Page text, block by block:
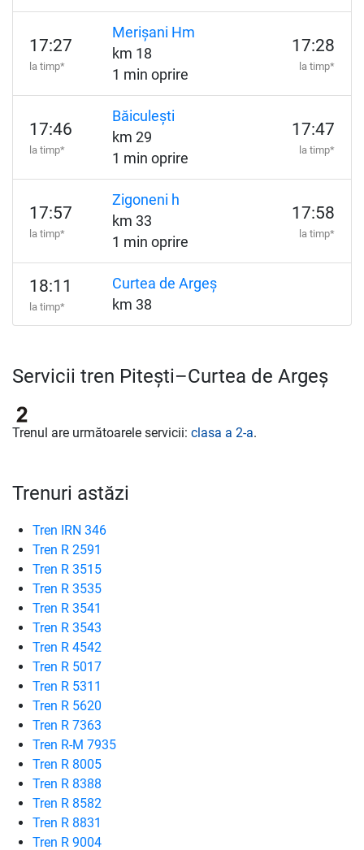
17:27
la timp*
Merișani Hm
km 18
1 min oprire
17:28
la timp*
17:46
la timp*
Băiculești
km 29
1 min oprire
17:47
la timp*
17:57
la timp*
Zigoneni h
km 33
1 min oprire
17:58
la timp*
18:11
la timp*
Curtea de Argeș
km 38
Servicii tren Pitești–Curtea de Argeș
Trenul are următoarele servicii: clasa a 2-a.
Trenuri astăzi
Tren IRN 346
Tren R 2591
Tren R 3515
Tren R 3535
Tren R 3541
Tren R 3543
Tren R 4542
Tren R 5017
Tren R 5311
Tren R 5620
Tren R 7363
Tren R-M 7935
Tren R 8005
Tren R 8388
Tren R 8582
Tren R 8831
Tren R 9004